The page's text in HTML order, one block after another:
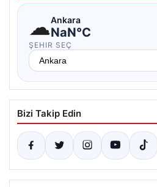
☁Ankara
NaN°C
ŞEHIR SEÇ
Bizi Takip Edin